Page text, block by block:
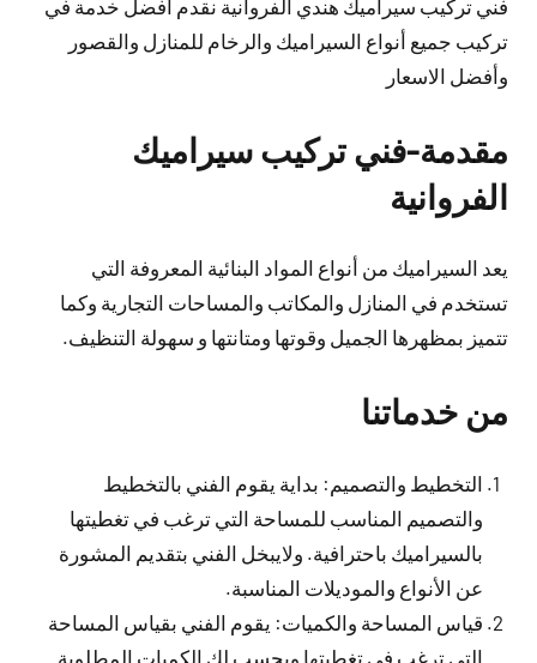
فني تركيب سيراميك هندي الفروانية نقدم أفضل خدمة في
تركيب جميع أنواع السيراميك والرخام للمنازل والقصور
وأفضل الاسعار
مقدمة-فني تركيب سيراميك
الفروانية
يعد السيراميك من أنواع المواد البنائية المعروفة التي
تستخدم في المنازل والمكاتب والمساحات التجارية وكما
تتميز بمظهرها الجميل وقوتها ومتانتها و سهولة التنظيف.
من خدماتنا
التخطيط والتصميم: بداية يقوم الفني بالتخطيط
والتصميم المناسب للمساحة التي ترغب في تغطيتها
بالسيراميك باحترافية. ولايبخل الفني بتقديم المشورة
عن الأنواع والموديلات المناسبة.
قياس المساحة والكميات: يقوم الفني بقياس المساحة
التي ترغب في تغطيتها ويحسب لك الكميات المطلوبة